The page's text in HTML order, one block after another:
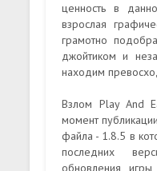
ценность в
взрослая
грамотно
джойтиком и
находим
Взлом Play And
момент
файла - 1.8.5 в
последних
обновления